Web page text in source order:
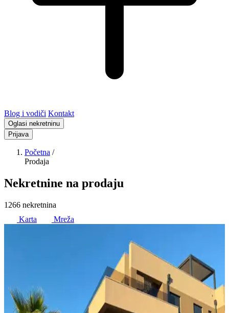
Blog i vodiči Kontakt
Oglasi nekretninu
Prijava
Početna /
Prodaja
Nekretnine na prodaju
1266 nekretnina
Karta
Mreža